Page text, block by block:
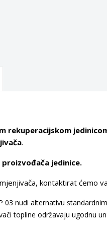
rekuperacijskom
.
jedinice.
kontaktirat ćemo
nudi alternativu
topline održavaju ugodnu